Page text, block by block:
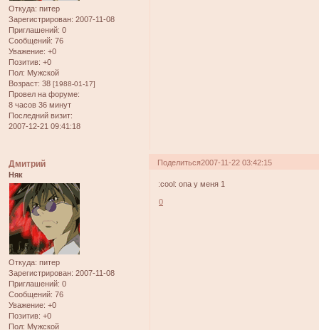
Откуда: питер
Зарегистрирован: 2007-11-08
Приглашений: 0
Сообщений: 76
Уважение: +0
Позитив: +0
Пол: Мужской
Возраст: 38 [1988-01-17]
Провел на форуме:
8 часов 36 минут
Последний визит:
2007-12-21 09:41:18
Поделиться2007-11-22 03:42:15
Дмитрий
Няк
Откуда: питер
Зарегистрирован: 2007-11-08
Приглашений: 0
Сообщений: 76
Уважение: +0
Позитив: +0
Пол: Мужской
:cool: опа у меня 1
0